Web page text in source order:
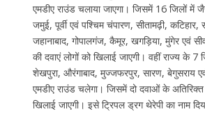
एमडीए राउंड चलाया जाएगा। जिसमें 16 जिलों में
जमुई, पूर्वी एवं पश्चिम चंपारण, सीतामढ़ी,
जहानाबाद, गोपालगंज, कैमूर, खगड़िया, मुंगेर एवं
की दवाएं लोगों को खिलाई जाएगी। वहीं राज्य के 7
शेखपुरा, औरंगाबाद, मुज्जफरपुर, सारण, बेगुसराय
एमडीए राउंड चलेगा। जिसमें दो दवाओं के
खिलाई जाएगी। इसे ट्रिपल ड्रग थेरेपी का नाम